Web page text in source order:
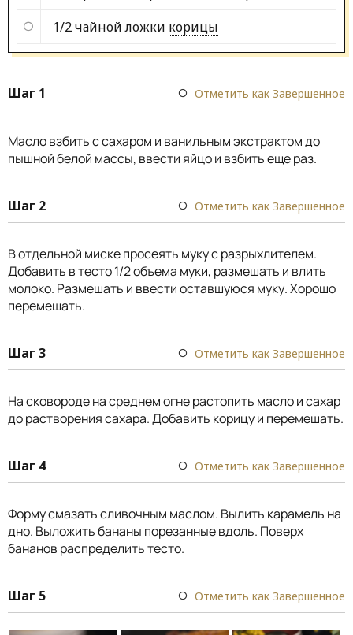
1/2 чайной ложки корицы
Шаг 1 Отметить как Завершенное
Масло взбить с сахаром и ванильным экстрактом до
пышной белой массы, ввести яйцо и взбить еще раз.
Шаг 2 Отметить как Завершенное
В отдельной миске просеять муку с разрыхлителем.
Добавить в тесто 1/2 объема муки, размешать и влить
молоко. Размешать и ввести оставшуюся муку. Хорошо
перемешать.
Шаг 3 Отметить как Завершенное
На сковороде на среднем огне растопить масло и сахар
до растворения сахара. Добавить корицу и перемешать.
Шаг 4 Отметить как Завершенное
Форму смазать сливочным маслом. Вылить карамель на
дно. Выложить бананы порезанные вдоль. Поверх
бананов распределить тесто.
Шаг 5 Отметить как Завершенное